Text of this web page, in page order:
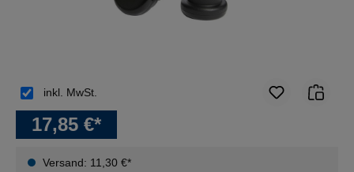
17,85 €*
Versand: 11,30 €*
inkl. MwSt.